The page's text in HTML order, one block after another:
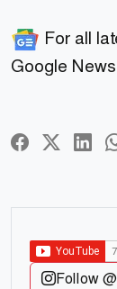
For all
Google
Follow